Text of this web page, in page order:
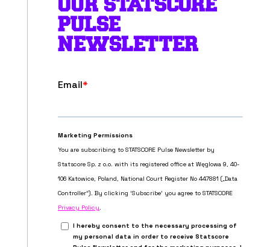
OUR STATSCORE
PULSE
NEWSLETTER